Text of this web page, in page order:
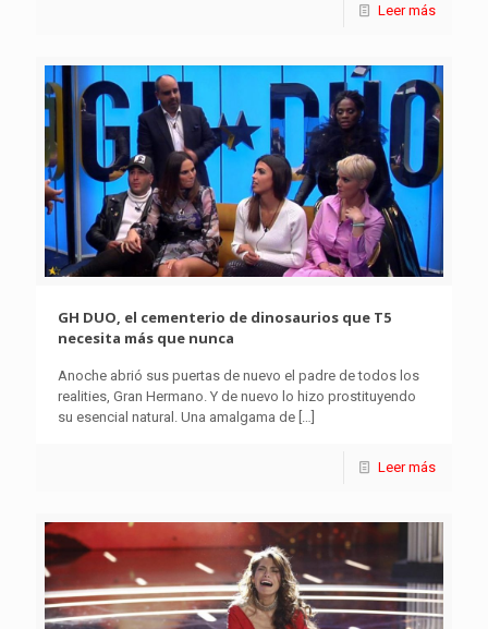
Leer más
GH DUO, el cementerio de dinosaurios que T5
necesita más que nunca
Anoche abrió sus puertas de nuevo el padre de todos los
realities, Gran Hermano. Y de nuevo lo hizo prostituyendo
su esencial natural. Una amalgama de […]
Leer más